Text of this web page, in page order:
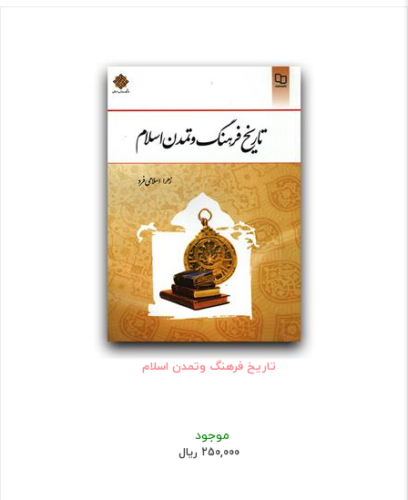
تاریخ فرهنگ وتمدن اسلام
موجود
250,000 ریال